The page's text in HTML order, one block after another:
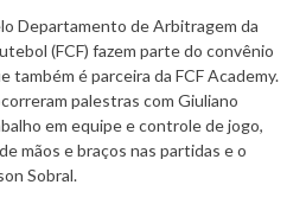
Departamento de Arbitragem da
(FCF) fazem parte do convênio
também é parceira da FCF Academy.
palestras com Giuliano
em equipe e controle de jogo,
mãos e braços nas partidas e o
Sobral.